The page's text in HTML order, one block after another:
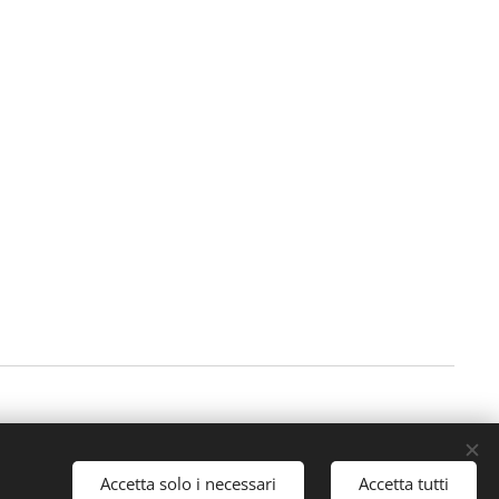
Accetta solo i necessari Accetta tutti